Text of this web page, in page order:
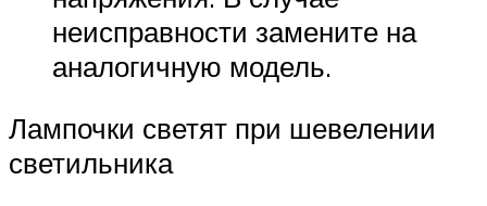
неисправности замените на
аналогичную модель.
Лампочки светят при шевелении
светильника